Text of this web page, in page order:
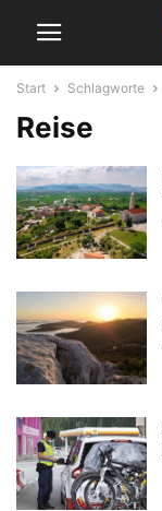
Start Schlagworte
Reise